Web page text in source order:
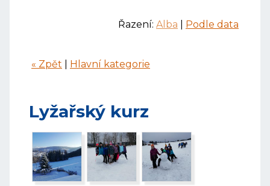
Řazení: Alba Podle data
« Zpět Hlavní kategorie
Lyžařský kurz